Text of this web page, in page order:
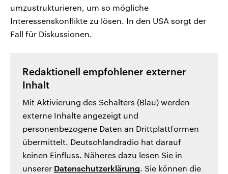
umzustrukturieren, um so mögliche
Interessenskonflikte zu lösen. In den USA sorgt der
Fall für Diskussionen.
Redaktionell empfohlener externer
Inhalt
Mit Aktivierung des Schalters (Blau) werden
externe Inhalte angezeigt und
personenbezogene Daten an Drittplattformen
übermittelt. Deutschlandradio hat darauf
keinen Einfluss. Näheres dazu lesen Sie in
unserer Datenschutzerklärung. Sie können die